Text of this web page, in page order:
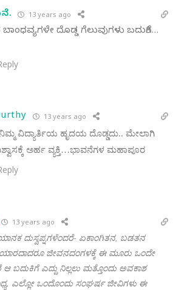
13 years ago
ದೊಡ್ಡ ಗೆಲುವುಗಳು ಬದುಕಿಗೆ…
13 years ago
ವಿದ್ಯಾರ್ತಿಯ ಹೃದಯ ದೊಡ್ಡದು.. ಮೇಲಾಗಿ
ಅರ್ಹ ವ್ಯಕ್ತಿ…ಭಾವನೆಗಳ ಮಹಾಪೂರ
13 years ago
ದುಸ್ವಪ್ನಗಳೆಂದರೆ- ಏಕಾಂಗಿತನ, ಬಡತನ
ಯಾರದಾದರೂ ಜೀವನದಂಗಳಕ್ಕೆ ಈ ಮೂರು ಒಂದೇ
ಬದುಕಿಗೆ ಎದ್ದು ನಿಲ್ಲಲು ಮತ್ತೊಂದು ಅವಕಾಶ
ಎಲ್ಲೋ ಒಂದೊಂದು ಸಂಘರ್ಷ ಜೀವಿಗಳು ಈ